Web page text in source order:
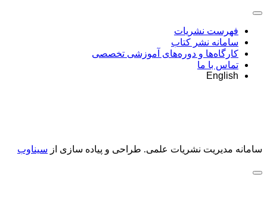
فهرست نشریات
سامانه نشر کتاب
کارگاه‌ها و دوره‌های آموزشی تخصصی
تماس با ما
English
سامانه مدیریت نشریات علمی. طراحی و پیاده سازی از سیناوب